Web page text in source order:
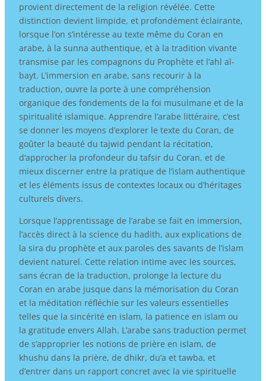
provient directement de la religion révélée. Cette
distinction devient limpide, et profondément éclairante,
lorsque l’on s’intéresse au texte même du Coran en
arabe, à la sunna authentique, et à la tradition vivante
transmise par les compagnons du Prophète et l’ahl al-
bayt. L’immersion en arabe, sans recourir à la
traduction, ouvre la porte à une compréhension
organique des fondements de la foi musulmane et de la
spiritualité islamique. Apprendre l’arabe littéraire, c’est
se donner les moyens d’explorer le texte du Coran, de
goûter la beauté du tajwid pendant la récitation,
d’approcher la profondeur du tafsir du Coran, et de
mieux discerner entre la pratique de l’islam authentique
et les éléments issus de contextes locaux ou d’héritages
culturels divers.
Lorsque l’apprentissage de l’arabe se fait en immersion,
l’accès direct à la science du hadith, aux explications de
la sira du prophète et aux paroles des savants de l’islam
devient naturel. Cette relation intime avec les sources,
sans écran de la traduction, prolonge la lecture du
Coran en arabe jusque dans la mémorisation du Coran
et la méditation réfléchie sur les valeurs essentielles
telles que la sincérité en islam, la patience en islam ou
la gratitude envers Allah. L’arabe sans traduction permet
de s’approprier les notions de prière en islam, de
khushu dans la prière, de dhikr, du’a et tawba, et
d’entrer dans un rapport concret avec la vie spirituelle